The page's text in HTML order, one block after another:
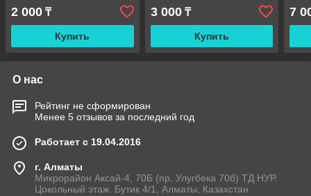
2 000 ₸
Купить
3 000₸
Купить
7
О нас
Рейтинг не сформирован
Менее 5 отзывов за последний год
Работает с 19.04.2016
г. Алматы
Микрорайон Аксай-4, 70Б (пр. Улугбека 70б) ТД НУР.
Цокольный этаж. Бутик 4/1, Алматы, Казахстан